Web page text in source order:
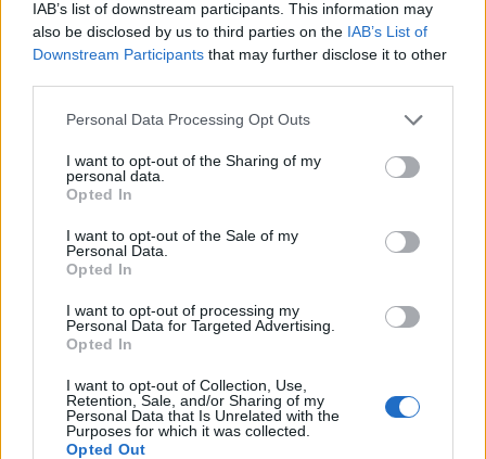
IAB’s list of downstream participants. This information may
also be disclosed by us to third parties on the IAB’s List of
Downstream Participants that may further disclose it to other
Personal Data Processing Opt Outs
I want to opt-out of the Sharing of my
personal data.
Opted In
I want to opt-out of the Sale of my
Personal Data.
Opted In
I want to opt-out of processing my
Personal Data for Targeted Advertising.
Opted In
I want to opt-out of Collection, Use,
Retention, Sale, and/or Sharing of my
Personal Data that Is Unrelated with the
Purposes for which it was collected.
Opted Out
05/08/2026 - 18:06 ΕΠΙΧΕΙΡΗΣΕΙΣ
ΔΕΗ: Ισχυρή ανάπτυξη στο α΄ εξάμηνο 2026 με
προσαρμοσμένο EBITDA στα 1,2 δισ. ευρώ
05/08/2026 - 17:51 ΕΝΕΡΓΕΙΑ
Όμιλος AKTOR: Εξαγοράζει το 75% των ΗΛΕΚΤΩΡ
και THALIS – Στρατηγική συνεργασία με τη Motor
05/08/2026 - 17:39 ΕΠΙΧΕΙΡΗΣΕΙΣ
ΗΠΑ: Επιβράδυνση των προσλήψεων στον ιδιωτικό
τομέα τον Ιούλιο - Δημιουργήθηκαν μόνο 44.000
θέσεις εργασίας
05/08/2026 - 17:16
Τ. Θεοδωρικάκος: Στηρίζουμε με πράξεις την
έρευνα και την καινοτομία
05/08/2026 - 16:51